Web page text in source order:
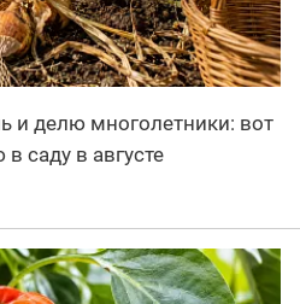
и делю многолетники: вот
саду в августе